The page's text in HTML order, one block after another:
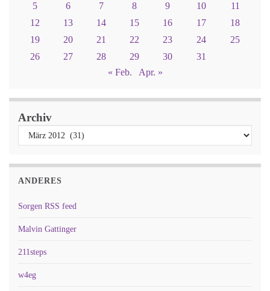
5
6 7 8 9 10
11
12
13 14 15 16 17
18
19
20 21 22 23 24
25
26
27 28 29 30
31
« Feb.
Apr. »
Archiv
ANDERES
Sorgen RSS feed
Malvin Gattinger
211steps
w4eg